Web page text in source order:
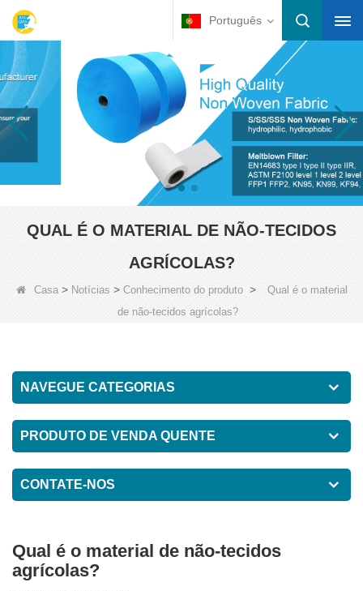
Português
QUAL É O MATERIAL DE NÃO-TECIDOS
AGRÍCOLAS?
Casa> Notícias > Conhecimento do produto>
Qual é o material
de não-tecidos agrícolas?
NAVEGUE CATEGORIAS
PRODUTO DE VENDA QUENTE
CONTATE-NOS
Qual é o material de não-tecidos
agrícolas?